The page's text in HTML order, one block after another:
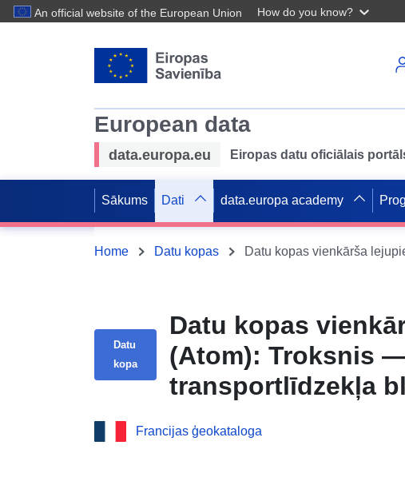
An official website of the European Union How do you know?
European data
data.europa.eu Eiropas datu oficiālais
Sākums Dati data.europa academy
Home Datu kopas
Datu
kopa
Datu kopas
(Atom): Troksnis
transportlīdzekļa
Francijas ģeokataloga